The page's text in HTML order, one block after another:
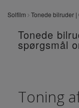
Solfilm Tonede bilruder
Tonede
spørgsmål
Toning